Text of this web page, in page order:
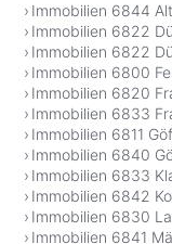
Immobilien 6844
Immobilien 6822
Immobilien 6822
Immobilien 6800
Immobilien 6820
Immobilien 6833
Immobilien 6811
Immobilien 6840
Immobilien 6833
Immobilien 6842
Immobilien 6830
Immobilien 6841